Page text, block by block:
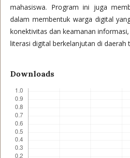
mahasiswa. Program ini juga
dalam membentuk warga digital
konektivitas dan keamanan
literasi digital berkelanjutan di daerah
Downloads